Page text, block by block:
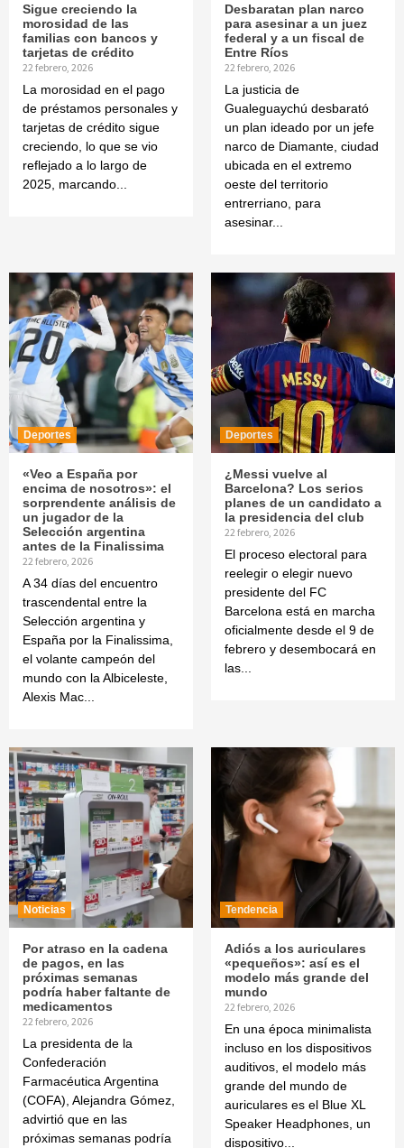
Sigue creciendo la
morosidad de las
familias con bancos y
tarjetas de crédito
22 febrero, 2026
La morosidad en el pago
de préstamos personales y
tarjetas de crédito sigue
creciendo, lo que se vio
reflejado a lo largo de
2025, marcando...
Desbaratan plan narco
para asesinar a un juez
federal y a un fiscal de
Entre Ríos
22 febrero, 2026
La justicia de
Gualeguaychú desbarató
un plan ideado por un jefe
narco de Diamante, ciudad
ubicada en el extremo
oeste del territorio
entrerriano, para
asesinar...
Deportes
«Veo a España por
encima de nosotros»: el
sorprendente análisis de
un jugador de la
Selección argentina
antes de la Finalissima
22 febrero, 2026
A 34 días del encuentro
trascendental entre la
Selección argentina y
España por la Finalissima,
el volante campeón del
mundo con la Albiceleste,
Alexis Mac...
Deportes
¿Messi vuelve al
Barcelona? Los serios
planes de un candidato a
la presidencia del club
22 febrero, 2026
El proceso electoral para
reelegir o elegir nuevo
presidente del FC
Barcelona está en marcha
oficialmente desde el 9 de
febrero y desembocará en
las...
Noticias
Por atraso en la cadena
de pagos, en las
próximas semanas
podría haber faltante de
medicamentos
22 febrero, 2026
La presidenta de la
Confederación
Farmacéutica Argentina
(COFA), Alejandra Gómez,
advirtió que en las
próximas semanas podría
Tendencia
Adiós a los auriculares
«pequeños»: así es el
modelo más grande del
mundo
22 febrero, 2026
En una época minimalista
incluso en los dispositivos
auditivos, el modelo más
grande del mundo de
auriculares es el Blue XL
Speaker Headphones, un
dispositivo...